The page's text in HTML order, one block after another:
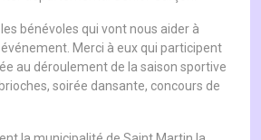
bénévoles qui vont nous aider à
événement. Merci à eux qui participent
au déroulement de la saison sportive
soirée dansante, concours de